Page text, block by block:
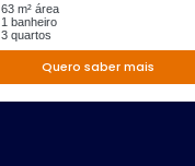
63 m² área
1 banheiro
3 quartos
Quero saber mais